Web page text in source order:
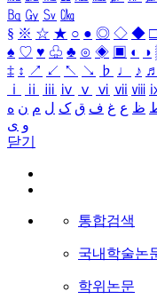
㏃ ㏉ ㏜ ㏆
§ ※ ☆ ★ ○ ● ◎ ◇ ◆ □
♠ ♡ ♥ ♧ ♣ ⊙ ◈ ▣ ◐ ◑
‡ ↕ ↗ ↙ ↖ ↘ ♭ ♩ ♪ ♬
ⅰ
ⅱ ⅲ ⅳ ⅴ ⅵ ⅶ ⅷ
ظ ع غ ف ق ک ل م ن ه
و ی
닫기
통합검색
국내학술논
학위논문